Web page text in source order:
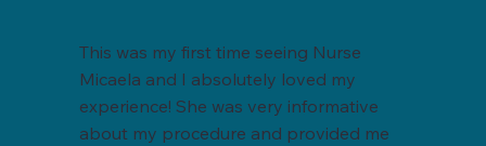
This was my first time seeing Nurse
Micaela and I absolutely loved my
experience! She was very informative
about my procedure and provided me